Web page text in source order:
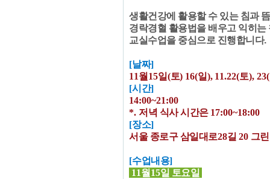
생활건강에 활용할 수 있는 침과 뜸
경락경혈 활용법을 배우고 익히는
교실수업을 중심으로 진행합니다.
[날짜]
11월 15일(토) 16(일), 11.22(토), 23(
[시간]
14:00~21:00
*. 저녁 식사 시간은 17:00~18:00
[장소]
서울 종로구 삼일대로28길 20 그
[수업내용]
11월 15일 토요일